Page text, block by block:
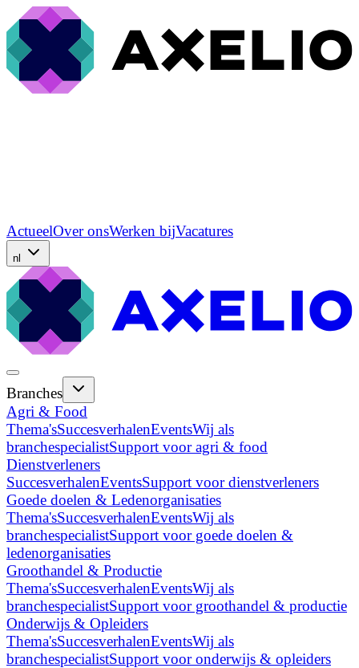
ActueelOver onsWerken bijVacatures
nl
Branches
Agri & Food
Thema'sSuccesverhalenEventsWij als
branchespecialistSupport voor agri & food
Dienstverleners
SuccesverhalenEventsSupport voor dienstverleners
Goede doelen & Ledenorganisaties
Thema'sSuccesverhalenEventsWij als
branchespecialistSupport voor goede doelen &
ledenorganisaties
Groothandel & Productie
Thema'sSuccesverhalenEventsWij als
branchespecialistSupport voor groothandel & productie
Onderwijs & Opleiders
Thema'sSuccesverhalenEventsWij als
branchespecialistSupport voor onderwijs & opleiders